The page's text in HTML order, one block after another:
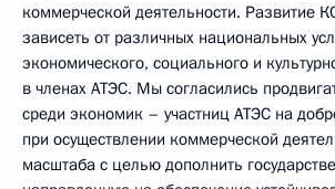
коммерческой деятельности. Развитие
зависеть от различных национальных
экономического, социального и
в членах АТЭС. Мы согласились
среди экономик – участниц АТЭС на
при осуществлении коммерческой
масштаба с целью дополнить